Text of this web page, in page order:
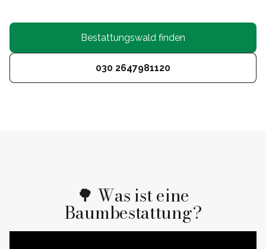
Bestattungswald finden
030 2647981120
🌳 Was ist eine
Baumbestattung?